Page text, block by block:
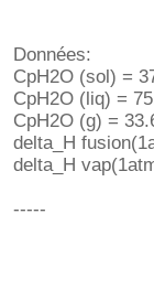
Données:
CpH2O (sol) =
CpH2O (liq) =
CpH2O (g) =
delta_H
delta_H
-----